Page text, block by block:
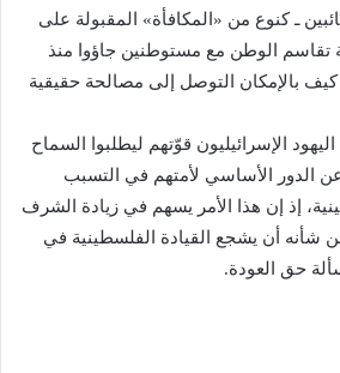
ـ كنوع من «المكافأة» المقبولة على
تقاسم الوطن مع مستوطنين جاؤوا منذ
بالإمكان التوصل إلى مصالحة حقيقية
الإسرائيليون قوّتهم ليطلبوا السماح
الدور الأساسي لأمتهم في التسبب
إذ إن هذا الأمر يسهم في زيادة الشرف
شأنه أن يشجع القيادة الفلسطينية في
حق العودة.